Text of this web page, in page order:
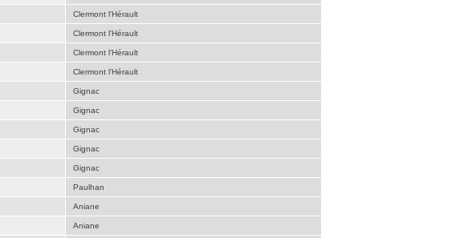
Clermont l'Hérault
Clermont l'Hérault
Clermont l'Hérault
Clermont l'Hérault
Gignac
Gignac
Gignac
Gignac
Gignac
Paulhan
Aniane
Aniane